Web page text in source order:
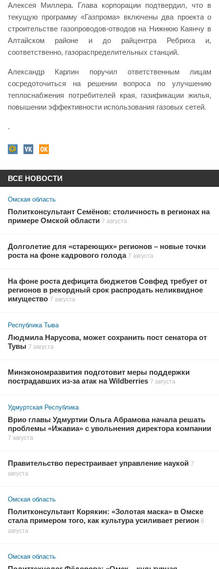
Алексея Миллера. Глава корпорации подтвердил, что в
текущую программу «Газпрома» включены два проекта о
строительстве газопроводов-отводов на Нижнюю Каянчу в
Алтайском районе и до райцентра Ребриха и,
соответственно, газораспределительных станций.
Александр Карлин поручил ответственным лицам
сосредоточиться на решении вопроса по улучшению
теплоснабжения потребителей края, газификации жилья,
повышении эффективности использования газовых сетей.
.
ВСЕ НОВОСТИ
Омская область
Политконсультант Семёнов: столичность в регионах на
примере Омской области 7 августа
Долголетие для «стареющих» регионов – новые точки
роста на фоне кадрового голода 7 августа
На фоне роста дефицита бюджетов Совфед требует от
регионов в рекордный срок распродать неликвидное
имущество 7 августа
Республика Тыва
Людмила Нарусова, может сохранить пост сенатора от
Тувы 7 августа
Минэкономразвития подготовит меры поддержки
пострадавших из-за атак на Wildberries 7 августа
Удмуртская Республика
Врио главы Удмуртии Ольга Абрамова начала решать
проблемы «Ижавиа» с увольнения директора компании
7 августа
Правительство перестраивает управление наукой 7
августа
Омская область
Политконсультант Корякин: «Золотая маска» в Омске
стала примером того, как культура усиливает регион 6
августа
Омская область